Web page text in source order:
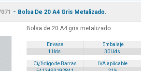
- Bolsa De 20 A4 Gris Metalizado.
Bolsa de 20 A4 gris metalizado.
Envase
Embalaje
1 Uds.
30 Uds.
Cï¿½digo de Barras
IVA aplicable